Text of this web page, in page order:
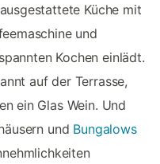
Küche mit
und
Kochen einlädt.
auf der Terrasse,
ein Glas Wein. Und
und Bungalows